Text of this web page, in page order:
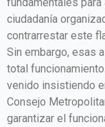
fundamentales
ciudadanía
contrarrestar este
Sin embargo, esas
total
venido insistiendo
Consejo
garantizar el